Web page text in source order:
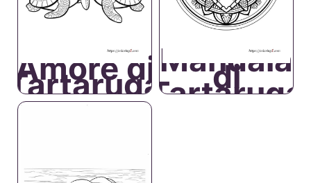
Amore di
Tartaruga
Mandala
di
Tartaruga